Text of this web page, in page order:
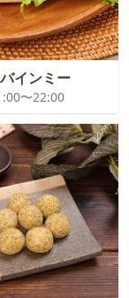
インミー
〜22:00